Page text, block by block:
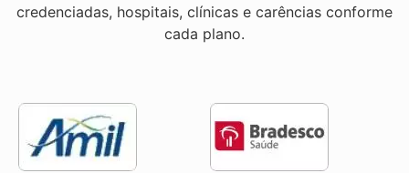
credenciadas, hospitais, clínicas e carências conforme
cada plano.